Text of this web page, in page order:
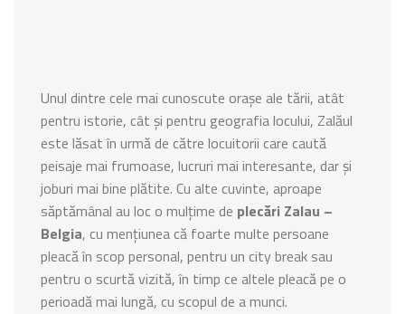
Unul dintre cele mai cunoscute orașe ale tării, atât
pentru istorie, cât și pentru geografia locului, Zalăul
este lăsat în urmă de către locuitorii care caută
peisaje mai frumoase, lucruri mai interesante, dar și
joburi mai bine plătite. Cu alte cuvinte, aproape
săptămânal au loc o mulțime de plecări Zalau –
Belgia, cu mențiunea că foarte multe persoane
pleacă în scop personal, pentru un city break sau
pentru o scurtă vizită, în timp ce altele pleacă pe o
perioadă mai lungă, cu scopul de a munci.